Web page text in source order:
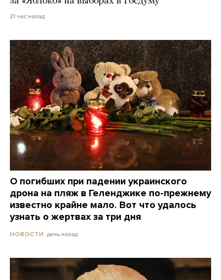
21 час назад
О погибших при падении украинского
дрона на пляж в Геленджике по-прежнему
известно крайне мало. Вот что удалось
узнать о жертвах за три дня
НОВОСТИ день назад